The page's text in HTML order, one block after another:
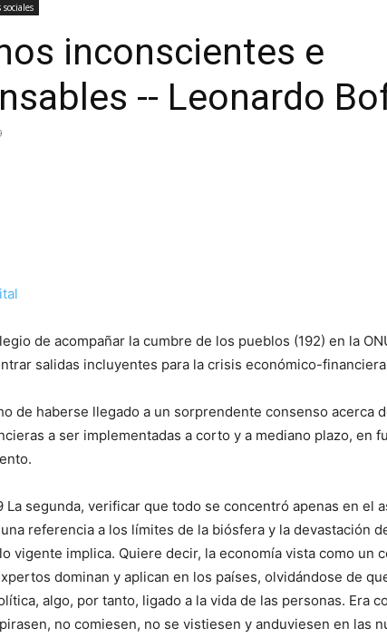
sociales
inconscientes e
-- Leonardo
de acompañar la cumbre de los pueblos (192) en la
salidas incluyentes para la crisis económico-
de haberse llegado a un sorprendente consenso acerca
a ser implementadas a corto y a mediano plazo, en
La segunda, verificar que todo se concentró apenas en el
referencia a los límites de la biósfera y la devastación
vigente implica. Quiere decir, la economía vista como un
dominan y aplican en los países, olvidándose de
algo, por tanto, ligado a la vida de las personas. Era
no comiesen, no se vistiesen y anduviesen en las